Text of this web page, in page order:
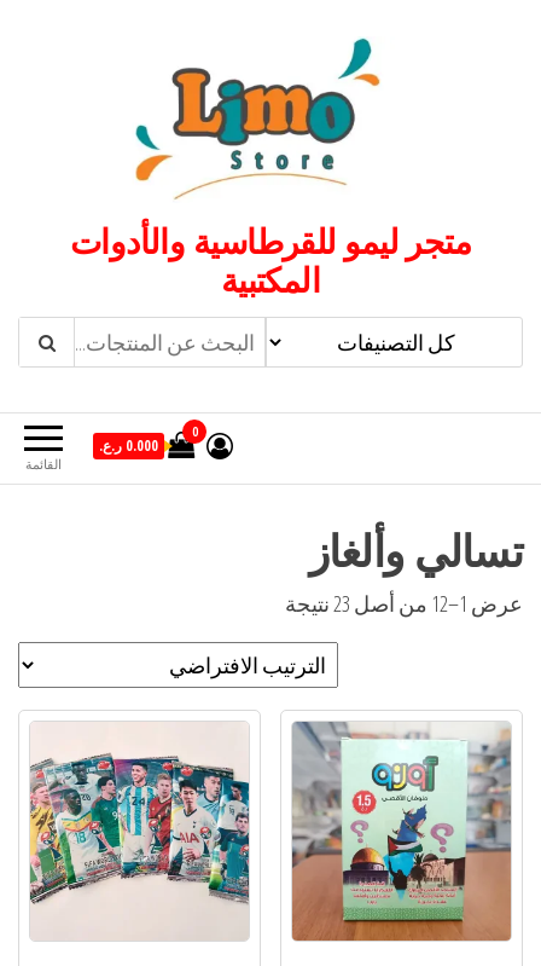
متجر ليمو للقرطاسية والأدوات
المكتبية
القائمة
0
0.000 ر.ع.
تسالي وألغاز
عرض 1–12 من أصل 23 نتيجة